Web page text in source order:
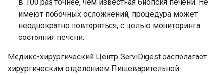
в 100 раз точнее, чем известная биопсия печени. Не
имеют побочных осложнений, процедура может
неоднократно повторяться, с целью мониторинга
состояния печени.
Медико-хирургический Центр ServiDigest располагает
хирургическим отделением Пищеварительной